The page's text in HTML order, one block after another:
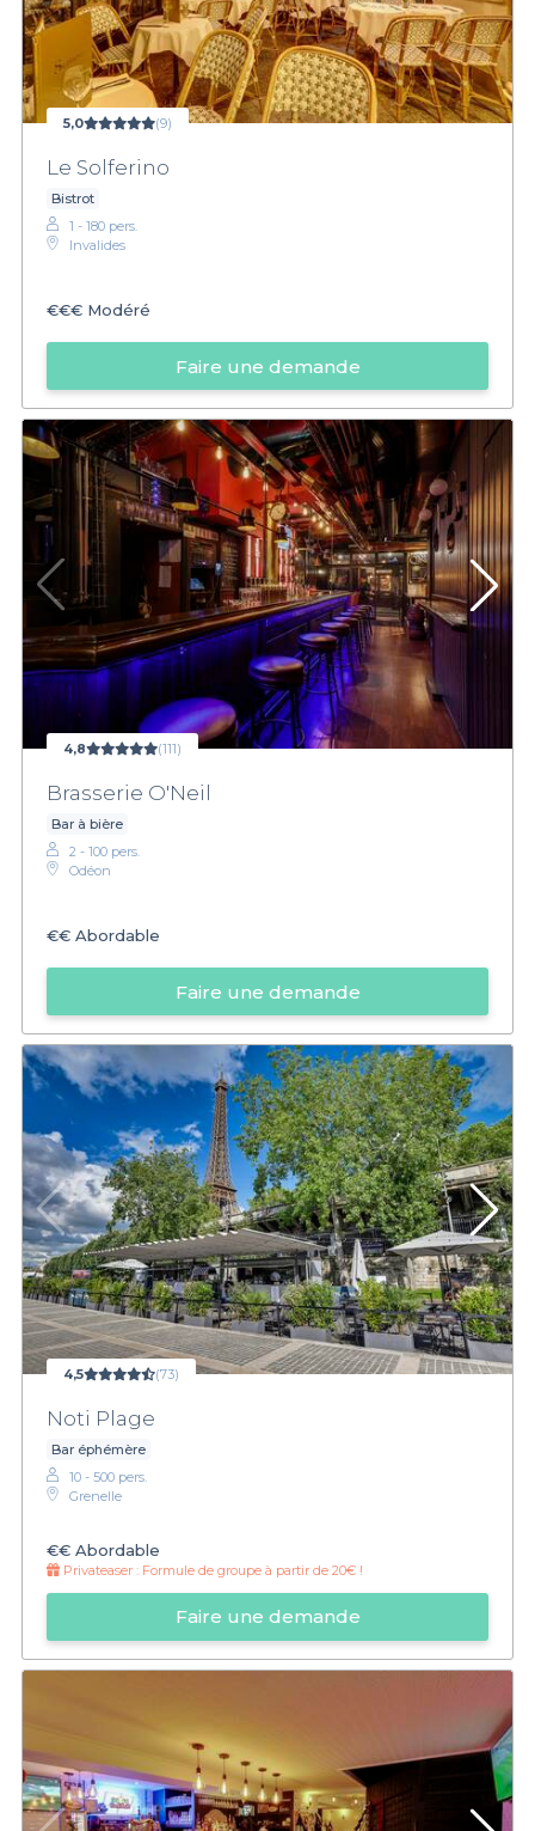
5,0 (9)
Le Solferino
Bistrot
1 - 180 pers.
Invalides
€€€ Modéré
Faire une demande
4,8 (111)
Brasserie O'Neil
Bar à bière
2 - 100 pers.
Odéon
€€ Abordable
Faire une demande
4,5 (73)
Noti Plage
Bar éphémère
10 - 500 pers.
Grenelle
€€ Abordable
Privateaser : Formule de groupe à partir de 20€ !
Faire une demande